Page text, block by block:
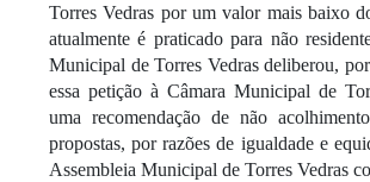
Torres Vedras por um valor mais baixo
atualmente é praticado para não
Municipal de Torres Vedras deliberou,
essa petição à Câmara Municipal de
uma recomendação de não
propostas, por razões de igualdade e
Assembleia Municipal de Torres Vedras